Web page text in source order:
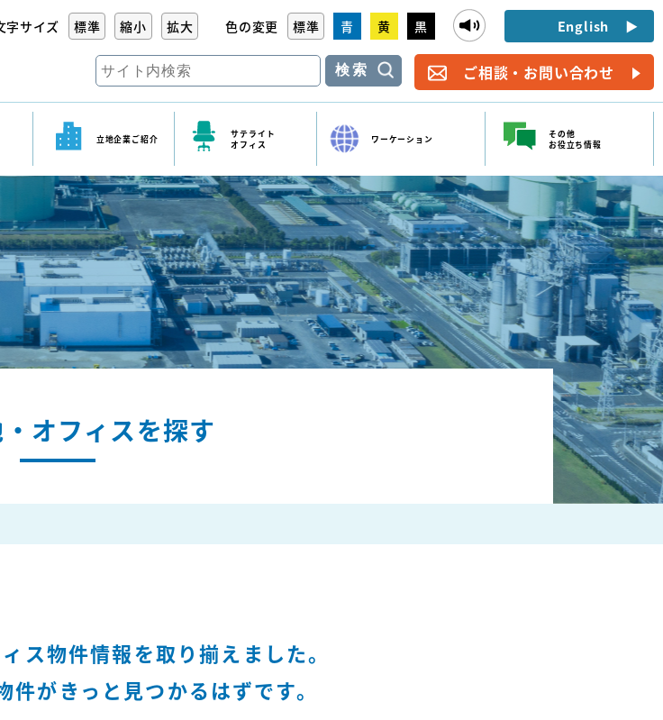
字サイズ 標準 縮小 拡大 色の変更 標準 青 黄 黒 English
検索 ご相談・お問い合わせ
立地企業ご紹介
サテライト
オフィス
ワーケーション
その他
お役立ち情報
オフィスを探す
ス物件情報を取り揃えました。
件がきっと見つかるはずです。